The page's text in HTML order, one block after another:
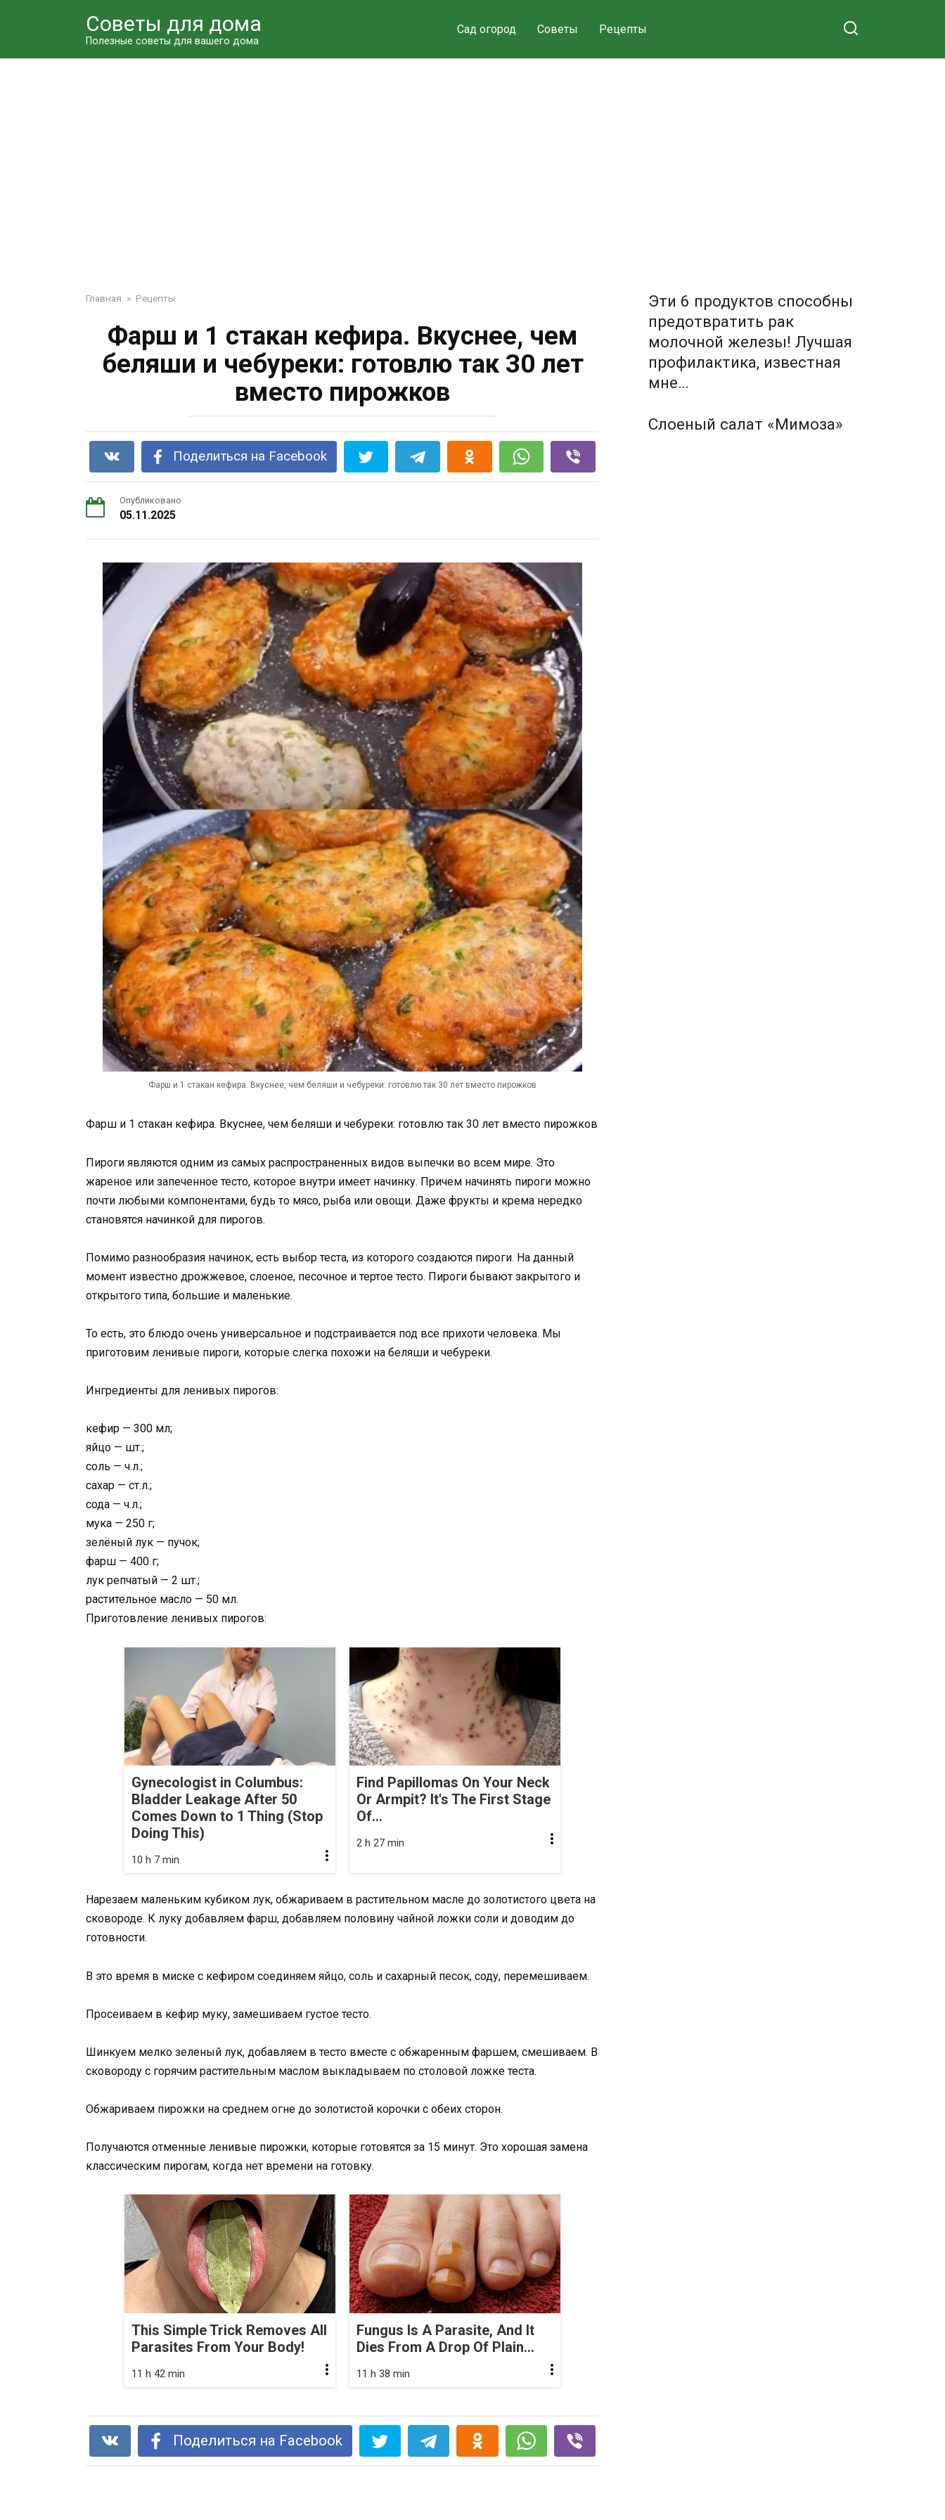
Советы для дома
Полезные советы для вашего дома
Сад огород Советы Рецепты
Главная » Рецепты
Фарш и 1 стакан кефира. Вкуснее, чем
беляши и чебуреки: готовлю так 30 лет
вместо пирожков
Поделиться на Facebook
Опубликовано
05.11.2025
Фарш и 1 стакан кефира. Вкуснее, чем беляши и чебуреки: готовлю так 30 лет вместо пирожков
Фарш и 1 стакан кефира. Вкуснее, чем беляши и чебуреки: готовлю так 30 лет вместо пирожков
Пироги являются одним из самых распространенных видов выпечки во всем мире. Это
жареное или запеченное тесто, которое внутри имеет начинку. Причем начинять пироги можно
почти любыми компонентами, будь то мясо, рыба или овощи. Даже фрукты и крема нередко
становятся начинкой для пирогов.
Помимо разнообразия начинок, есть выбор теста, из которого создаются пироги. На данный
момент известно дрожжевое, слоеное, песочное и тертое тесто. Пироги бывают закрытого и
открытого типа, большие и маленькие.
То есть, это блюдо очень универсальное и подстраивается под все прихоти человека. Мы
приготовим ленивые пироги, которые слегка похожи на беляши и чебуреки.
Ингредиенты для ленивых пирогов:
кефир — 300 мл;
яйцо — шт.;
соль — ч.л.;
сахар — ст.л.;
сода — ч.л.;
мука — 250 г;
зелёный лук — пучок;
фарш — 400 г;
лук репчатый — 2 шт.;
растительное масло — 50 мл.
Приготовление ленивых пирогов:
Gynecologist in Columbus:
Bladder Leakage After 50
Comes Down to 1 Thing (Stop
Doing This)
10 h 7 min
Find Papillomas On Your Neck
Or Armpit? It's The First Stage
Of...
2 h 27 min
Нарезаем маленьким кубиком лук, обжариваем в растительном масле до золотистого цвета на
сковороде. К луку добавляем фарш, добавляем половину чайной ложки соли и доводим до
готовности.
В это время в миске с кефиром соединяем яйцо, соль и сахарный песок, соду, перемешиваем.
Просеиваем в кефир муку, замешиваем густое тесто.
Шинкуем мелко зеленый лук, добавляем в тесто вместе с обжаренным фаршем, смешиваем. В
сковороду с горячим растительным маслом выкладываем по столовой ложке теста.
Обжариваем пирожки на среднем огне до золотистой корочки с обеих сторон.
Получаются отменные ленивые пирожки, которые готовятся за 15 минут. Это хорошая замена
классическим пирогам, когда нет времени на готовку.
This Simple Trick Removes All
Parasites From Your Body!
11 h 42 min
Fungus Is A Parasite, And It
Dies From A Drop Of Plain...
11 h 38 min
Поделиться на Facebook
Эти 6 продуктов способны
предотвратить рак
молочной железы! Лучшая
профилактика, известная
мне…
Слоеный салат «Мимоза»